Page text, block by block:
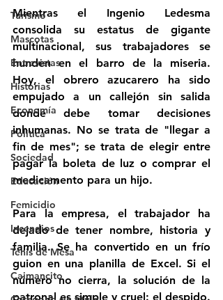
Turismo
Mascotas
Entrevistas
Historias
Economía
Politica
Sociedad
Educación
Femicidio
Incendios
Tenis de Mesa
Caimancito
Mientras el Ingenio Ledesma
consolida su estatus de gigante
multinacional, sus trabajadores se
hunden en el barro de la miseria.
Hoy, el obrero azucarero ha sido
empujado a un callejón sin salida
donde debe tomar decisiones
inhumanas. No se trata de "llegar a
fin de mes"; se trata de elegir entre
pagar la boleta de luz o comprar el
medicamento para un hijo.
Para la empresa, el trabajador ha
dejado de tener nombre, historia y
familia. Se ha convertido en un frío
guion en una planilla de Excel. Si el
número no cierra, la solución de la
patronal es simple y cruel: el despido.